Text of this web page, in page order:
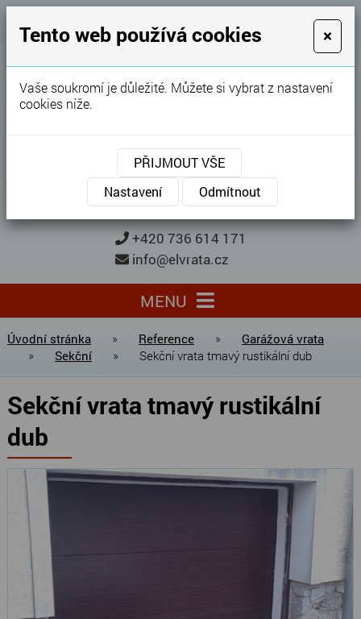
GARÁŽOVÁ VRATA
Karel Procházka
Garážová vrata, brány, ploty ...
Kontaktujte nás
KONTAKTUJTE NÁS
+420 736 614 171
info@elvrata.cz
MENU
Úvodní stránka » Reference »
Garážová vrata
»
Sekční » Sekční vrata tmavý rustikální dub
Sekční vrata tmavý rustikální
dub
Tento web používá cookies ×
Vaše soukromí je důležité. Můžete si vybrat z nastavení
cookies níže.
PŘIJMOUT VŠE
Nastavení
Odmítnout